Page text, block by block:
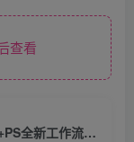
查看
AI绘画全新课程，AI小白变大神COMFYUI+PS全新工作流课程，学会能创作无限可能